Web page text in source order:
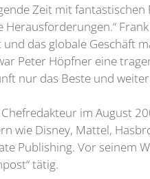
Zeit mit
das globale Geschäft
Peter Höpfner eine
nur das Beste und weiter
im August
wie Disney, Mattel,
Publishing. Vor seinem
tätig.